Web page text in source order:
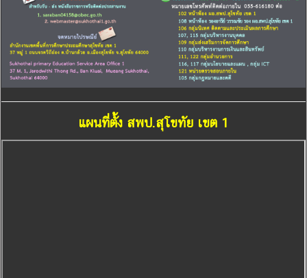
แผนที่ตั้ง สพป.สุโขทัย เขต 1